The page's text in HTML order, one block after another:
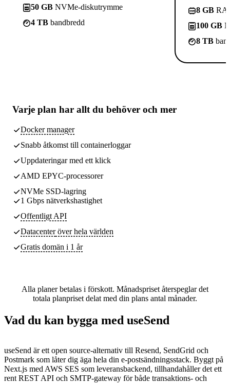
50 GB NVMe-diskutrymme
4 TB bandbredd
8 GB
100 GB
8 TB
Varje plan har allt du behöver och mer
Docker manager
Snabb åtkomst till containerloggar
Uppdateringar med ett klick
AMD EPYC-processorer
NVMe SSD-lagring
1 Gbps nätverkshastighet
Offentligt API
Datacenteröver hela världen
Gratis domän i 1 år
Alla planer betalas i förskott. Månadspriset återspeglar det
totala planpriset delat med din plans antal månader.
Vad du kan bygga med useSend
useSend är ett open source-alternativ till Resend, SendGrid och
Postmark som låter dig äga hela din e-postsändningsstack. Byggt på
Next.js med AWS SES som leveransbackend, tillhandahåller det ett
rent REST API och SMTP-gateway för både transaktions- och